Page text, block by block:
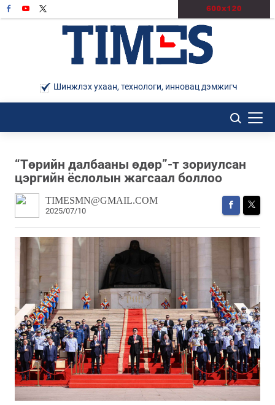
Шинжлэх ухаан, технологи, инновац дэмжигч
“Төрийн далбааны өдөр”-т зориулсан
цэргийн ёслолын жагсаал боллоо
TIMESMN@GMAIL.COM
2025/07/10